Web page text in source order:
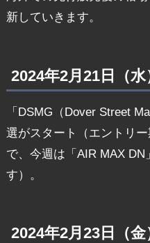
新していきます。
2024年2月21日（
「DSMG（Dover Street
選がスタート（エントリ
で、今週は「AIR MAX
す）。
2024年2月23日（